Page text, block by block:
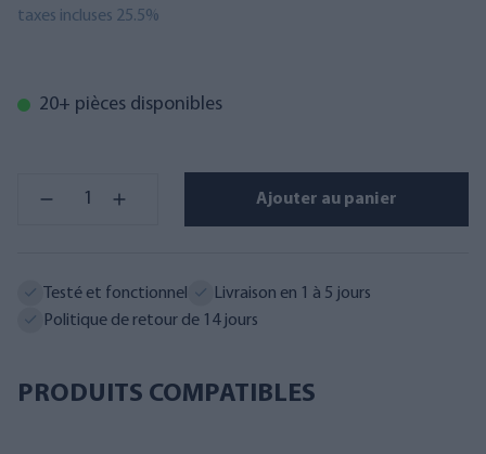
taxes incluses 25.5%
20+ pièces disponibles
Ajouter au panier
Testé et fonctionnel
Livraison en 1 à 5 jours
Politique de retour de 14 jours
PRODUITS COMPATIBLES